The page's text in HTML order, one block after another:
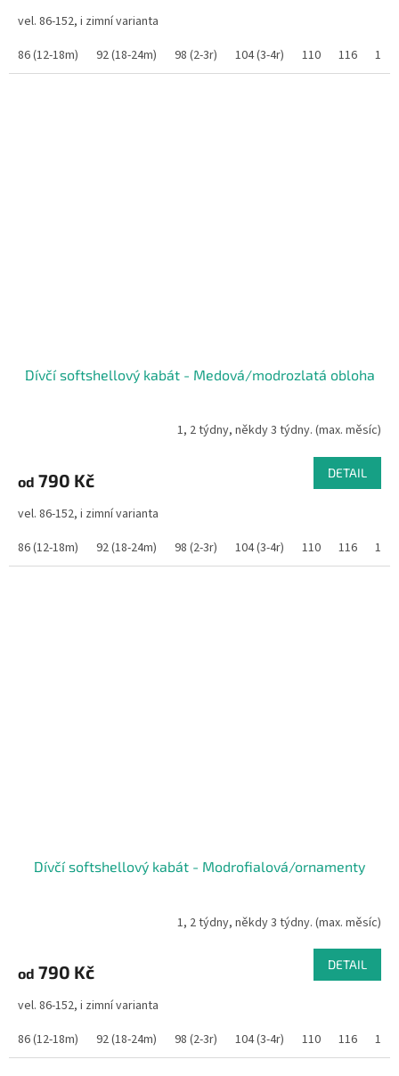
vel. 86-152, i zimní varianta
86 (12-18m)
92 (18-24m) 98 (2-3r) 104 (3-4r) 110 116 122
Dívčí softshellový kabát - Medová/modrozlatá obloha
1, 2 týdny, někdy 3 týdny. (max. měsíc)
od 790 Kč DETAIL
vel. 86-152, i zimní varianta
86 (12-18m)
92 (18-24m) 98 (2-3r) 104 (3-4r) 110 116 122
Dívčí softshellový kabát - Modrofialová/ornamenty
1, 2 týdny, někdy 3 týdny. (max. měsíc)
od 790 Kč DETAIL
vel. 86-152, i zimní varianta
86 (12-18m)
92 (18-24m) 98 (2-3r) 104 (3-4r) 110 116 122